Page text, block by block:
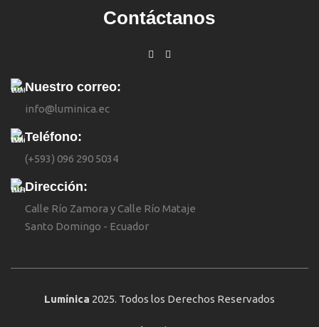
Contáctanos
Nuestro correo:
info@luminica.ec
Teléfono:
(+593) 096 290 5034
Dirección:
Calle Río Zamora y Calle Río Mataje
Santo Domingo - Ecuador
Lumínica 2025. Todos los Derechos Reservados